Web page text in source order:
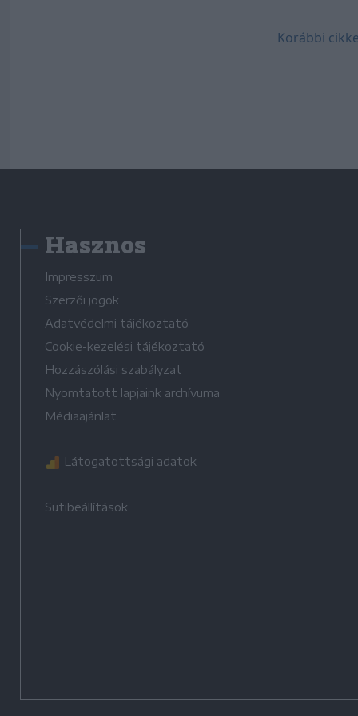
Korábbi
Hasznos
Impresszum
Szerzői jogok
Adatvédelmi tájékoztató
Cookie-kezelési tájékoztató
Hozzászólási szabályzat
Nyomtatott lapjaink archívuma
Médiaajánlat
Látogatottsági adatok
Sütibeállítások